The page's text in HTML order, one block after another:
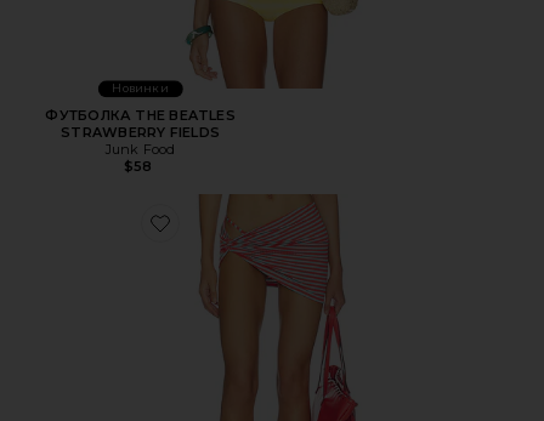
Новинки
ФУТБОЛКА THE BEATLES
STRAWBERRY FIELDS
Junk Food
$58
Favorite ЮБКА JOIE